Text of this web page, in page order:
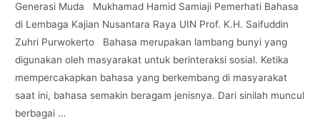
Generasi Muda Mukhamad Hamid Samiaji Pemerhati Bahasa
di Lembaga Kajian Nusantara Raya UIN Prof. K.H. Saifuddin
Zuhri Purwokerto Bahasa merupakan lambang bunyi yang
digunakan oleh masyarakat untuk berinteraksi sosial. Ketika
mempercakapkan bahasa yang berkembang di masyarakat
saat ini, bahasa semakin beragam jenisnya. Dari sinilah muncul
berbagai …